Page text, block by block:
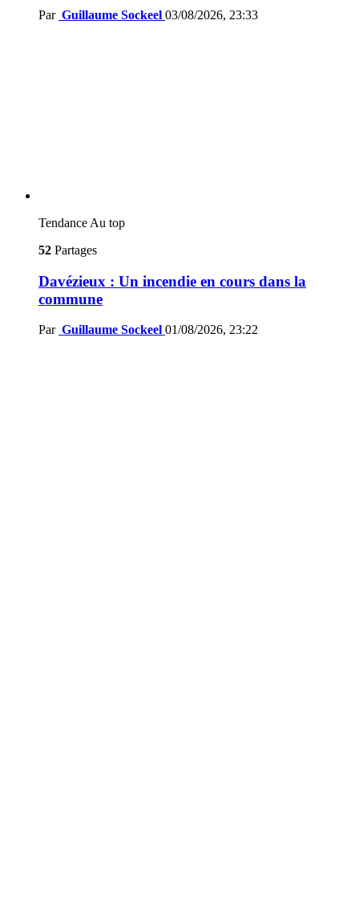
Par Guillaume Sockeel 03/08/2026, 23:33
Tendance Au top
52 Partages
Davézieux : Un incendie en cours dans la
commune
Par Guillaume Sockeel 01/08/2026, 23:22